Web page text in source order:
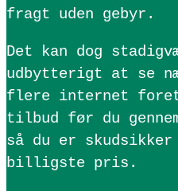
fragt uden gebyr.
Det kan dog
udbytterigt at se
flere internet
tilbud før du
så du er skudsikker
billigste pris.